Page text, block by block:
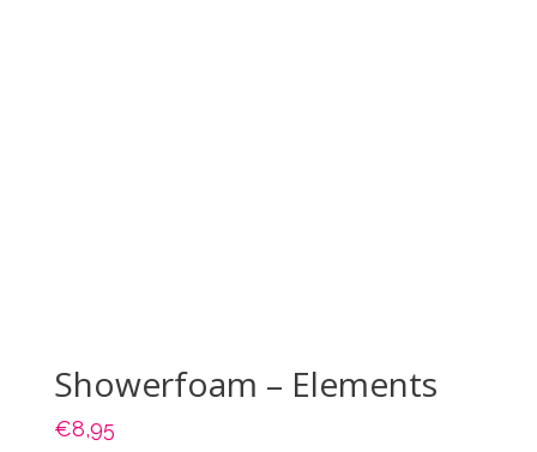
Showerfoam – Elements
€8,95